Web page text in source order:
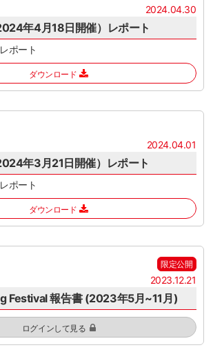
2024.04.30
年4月18日開催）レポート
ポート
ダウンロード
2024.04.01
年3月21日開催）レポート
ポート
ダウンロード
限定公開
2023.12.21
Festival 報告書 (2023年5月~11月)
ログインして見る